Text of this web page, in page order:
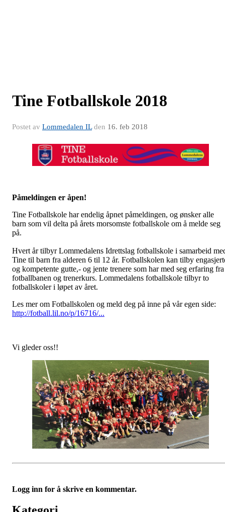
Tine Fotballskole 2018
Postet av Lommedalen ILden 16. feb 2018
Påmeldingen er åpen!
Tine Fotballskole har endelig åpnet påmeldingen, og ønsker alle
barn som vil delta på årets morsomste fotballskole om å melde seg
på.
Hvert år tilbyr Lommedalens Idrettslag fotballskole i samarbeid
Tine til barn fra alderen 6 til 12 år. Fotballskolen kan tilby
og kompetente gutte,- og jente trenere som har med seg erfaring fra
fotballbanen og trenerkurs. Lommedalens fotballskole tilbyr to
fotballskoler i løpet av året.
Les mer om Fotballskolen og meld deg på inne på vår egen side:
http://fotball.lil.no/p/16716/...
Vi gleder oss!!
Logg inn for å skrive en kommentar.